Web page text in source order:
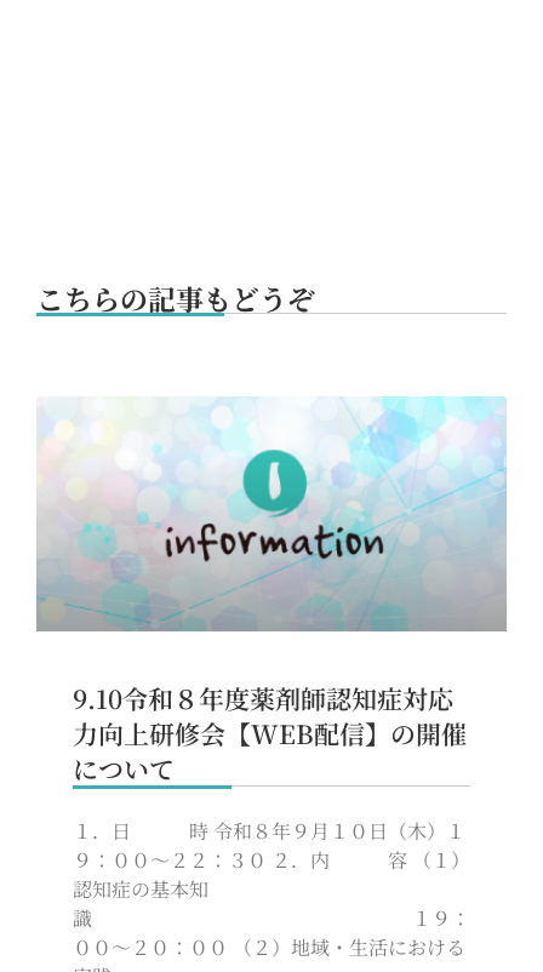
こちらの記事もどうぞ
9.10令和８年度薬剤師認知症対応
力向上研修会【WEB配信】の開催
について
１．日 時 令和８年９月１０日（木）１
９：００～２２：３０ ２．内 容 （１）
認知症の基本知
識 １９：
００～２０：００ （２）地域・生活における